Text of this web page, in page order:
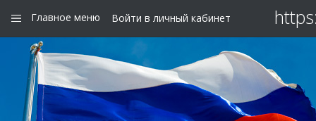
Главное меню Войти в личный кабинет